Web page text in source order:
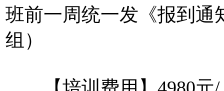
班前一周统一发《报到通
组）